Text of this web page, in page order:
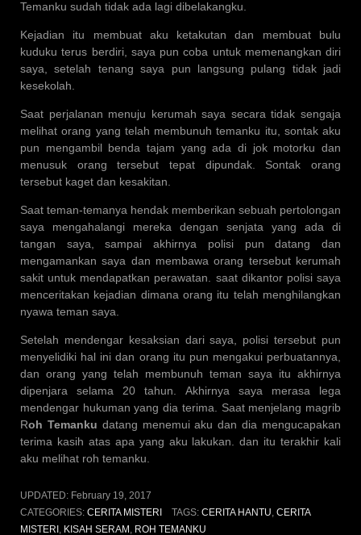
Temanku sudah tidak ada lagi dibelakangku.
Kejadian itu membuat aku ketakutan dan membuat bulu
kuduku terus berdiri, saya pun coba untuk memenangkan diri
saya, setelah tenang saya pun langsung pulang tidak jadi
kesekolah.
Saat perjalanan menuju kerumah saya secara tidak sengaja
melihat orang yang telah membunuh temanku itu, sontak aku
pun mengambil benda tajam yang ada di jok motorku dan
menusuk orang tersebut tepat dipundak. Sontak orang
tersebut kaget dan kesakitan.
Saat teman-temanya hendak memberikan sebuah pertolongan
saya mengahalangi mereka dengan senjata yang ada di
tangan saya, sampai akhirnya polisi pun datang dan
mengamankan saya dan membawa orang tersebut kerumah
sakit untuk mendapatkan perawatan. saat dikantor polisi saya
menceritakan kejadian dimana orang itu telah menghilangkan
nyawa teman saya.
Setelah mendengar kesaksian dari saya, polisi tersebut pun
menyelidiki hal ini dan orang itu pun mengakui perbuatannya,
dan orang yang telah membunuh teman saya itu akhirnya
dipenjara selama 20 tahun. Akhirnya saya merasa lega
mendengar hukuman yang dia terima. Saat menjelang magrib
Roh Temanku datang menemui aku dan dia mengucapakan
terima kasih atas apa yang aku lakukan. dan itu terakhir kali
aku melihat roh temanku.
UPDATED: February 19, 2017
CATEGORIES: CERITA MISTERI TAGS: CERITA HANTU, CERITA
MISTERI , KISAH SERAM , ROH TEMANKU